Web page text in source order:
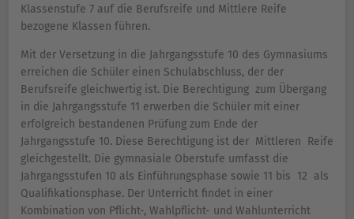
Klassenstufe 7 auf die Berufsreife und Mittlere Reife
bezogene Klassen führen.
Mit der Versetzung in die Jahrgangsstufe 10 des Gymnasiums
erreichen die Schüler einen Schulabschluss, der der
Berufsreife gleichwertig ist. Die Berechtigung zum Übergang
in die Jahrgangsstufe 11 erwerben die Schüler mit einer
erfolgreich bestandenen Prüfung zum Ende der
Jahrgangsstufe 10. Diese Berechtigung ist der Mittleren Reife
gleichgestellt. Die gymnasiale Oberstufe umfasst die
Jahrgangsstufen 10 als Einführungsphase sowie 11 bis 12 als
Qualifikationsphase. Der Unterricht findet in einer
Kombination von Pflicht-, Wahlpflicht- und Wahlunterricht